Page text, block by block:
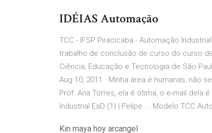
IDÉIAS Automação
TCC - IFSP Piracicaba - Automação
trabalho de conclusão de curso do curso
Ciência, Educação e Tecnologia de São
Aug 10, 2011 · Minha área é humanas,
Prof. Ana Torres, ela é ótima, o e-mail dela
Industrial EaD (1) | Felipe ... Modelo TCC
Kin maya hoy arcangel